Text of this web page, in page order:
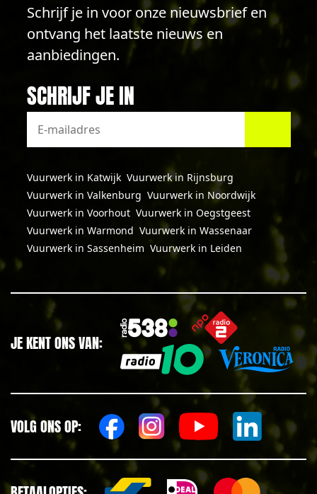
Schrijf je in voor onze nieuwsbrief en
ontvang het laatste nieuws en
aanbiedingen.
SCHRIJF JE IN
Vuurwerk in Katwijk Vuurwerk in Rijnsburg
Vuurwerk in Valkenburg Vuurwerk in Noordwijk
Vuurwerk in Voorhout Vuurwerk in Oegstgeest
Vuurwerk in Warmond Vuurwerk in Wassenaar
Vuurwerk in Sassenheim Vuurwerk in Leiden
JE KENT ONS VAN:
VOLG ONS OP: